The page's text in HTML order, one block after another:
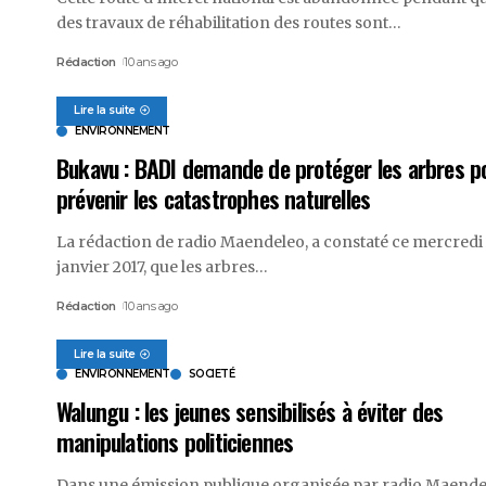
des travaux de réhabilitation des routes sont…
Rédaction 10 ans ago
Lire la suite
ENVIRONNEMENT
Bukavu : BADI demande de protéger les arbres
prévenir les catastrophes naturelles
La rédaction de radio Maendeleo, a constaté ce mercredi
janvier 2017, que les arbres…
Rédaction 10 ans ago
Lire la suite
ENVIRONNEMENT
SOCIETÉ
Walungu : les jeunes sensibilisés à éviter des
manipulations politiciennes